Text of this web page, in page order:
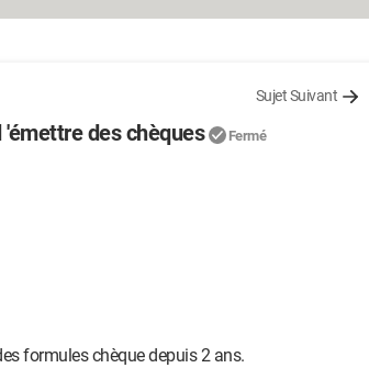
Sujet Suivant
des chèques Fermé
formules chèque depuis 2 ans.